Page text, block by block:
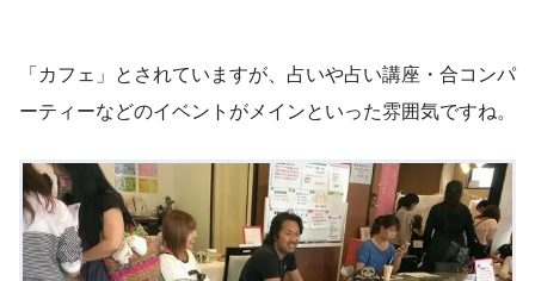
「カフェ」とされていますが、占いや占い講座・合コンパ
ーティーなどのイベントがメインといった雰囲気ですね。